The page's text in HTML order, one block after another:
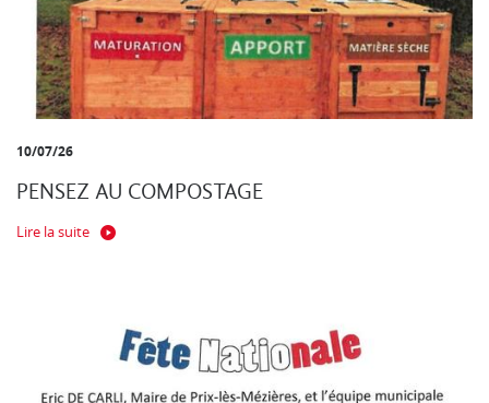
10/07/26
PENSEZ AU COMPOSTAGE
Lire la suite